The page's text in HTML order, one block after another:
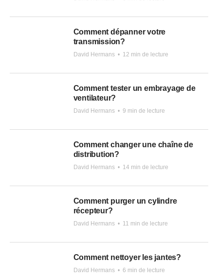
Comment dépanner votre
transmission?
David Hermans • 12 min de lecture
Comment tester un embrayage de
ventilateur?
David Hermans • 9 min de lecture
Comment changer une chaîne de
distribution?
David Hermans • 14 min de lecture
Comment purger un cylindre
récepteur?
David Hermans • 11 min de lecture
Comment nettoyer les jantes?
David Hermans • 6 min de lecture